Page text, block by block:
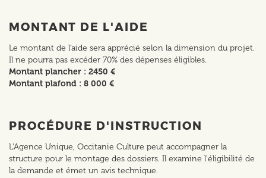
MONTANT DE L'AIDE
Le montant de l’aide sera apprécié selon la dimension du projet.
Il ne pourra pas excéder 70% des dépenses éligibles.
Montant plancher : 2450 €
Montant plafond : 8 000 €
PROCÉDURE D'INSTRUCTION
L'Agence Unique, Occitanie Culture peut accompagner la
structure pour le montage des dossiers. Il examine l'éligibilité de
la demande et émet un avis technique.